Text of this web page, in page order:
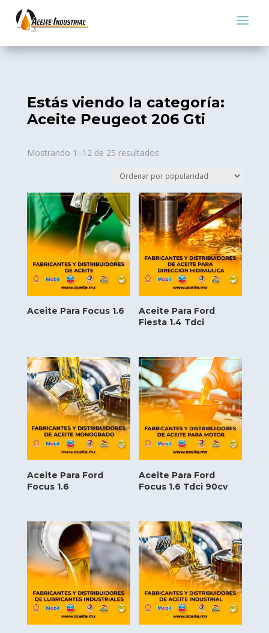
Estás viendo la categoría:
Aceite Peugeot 206 Gti
Mostrando 1–12 de 25 resultadosSorted
popularity
Aceite Para Focus 1.6
Aceite Para Ford
Fiesta 1.4 Tdci
Aceite Para Ford
Focus 1.6
Aceite Para Ford
Focus 1.6 Tdci 90cv